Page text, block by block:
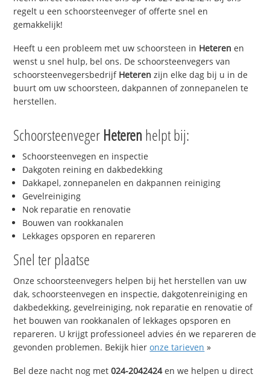
regelt u een schoorsteenveger of offerte snel en
gemakkelijk!
Heeft u een probleem met uw schoorsteen in Heteren en
wenst u snel hulp, bel ons. De schoorsteenvegers van
schoorsteenvegersbedrijf Heteren zijn elke dag bij u in de
buurt om uw schoorsteen, dakpannen of zonnepanelen te
herstellen.
Schoorsteenveger Heteren helpt bij:
Schoorsteenvegen en inspectie
Dakgoten reining en dakbedekking
Dakkapel, zonnepanelen en dakpannen reiniging
Gevelreiniging
Nok reparatie en renovatie
Bouwen van rookkanalen
Lekkages opsporen en repareren
Snel ter plaatse
Onze schoorsteenvegers helpen bij het herstellen van uw
dak, schoorsteenvegen en inspectie, dakgotenreiniging en
dakbedekking, gevelreiniging, nok reparatie en renovatie of
het bouwen van rookkanalen of lekkages opsporen en
repareren. U krijgt professioneel advies én we repareren de
gevonden problemen. Bekijk hieronze tarieven »
Bel deze nacht nog met024-2042424en we helpen u direct